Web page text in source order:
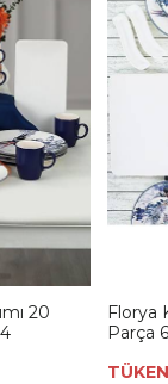
20
Florya
Parça